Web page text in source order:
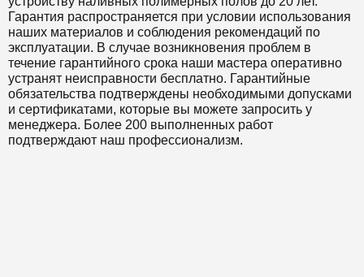
Гарантия распространяется при условии использования
наших материалов и соблюдения рекомендаций по
эксплуатации. В случае возникновения проблем в
течение гарантийного срока наши мастера оперативно
устранят неисправности бесплатно. Гарантийные
обязательства подтверждены необходимыми допусками
и сертификатами, которые вы можете запросить у
менеджера. Более 200 выполненных работ
подтверждают наш профессионализм.